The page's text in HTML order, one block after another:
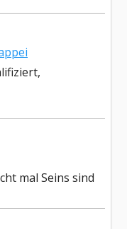
mal Seins sind